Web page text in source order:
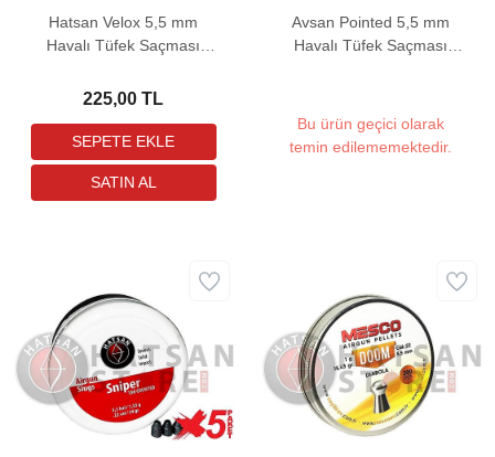
Hatsan Velox 5,5 mm
Havalı Tüfek Saçması
225,00 TL
Avsan Pointed 5,5 mm
Havalı Tüfek Saçması
Bu ürün geçici olarak
temin edilememektedir.